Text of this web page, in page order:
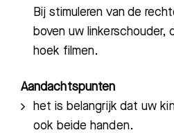
Bij stimuleren van de
boven uw linkerschouder,
hoek filmen.
Aandachtspunten
het is belangrijk dat uw
ook beide handen.